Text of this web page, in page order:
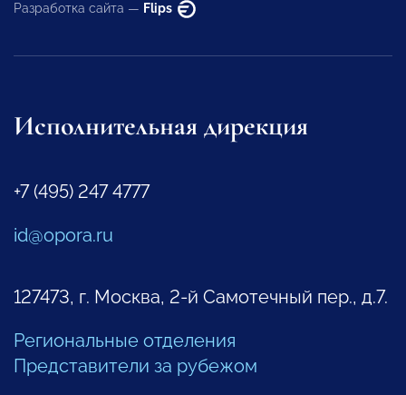
Разработка сайта — Flips
Исполнительная дирекция
+7 (495) 247 4777
id@opora.ru
127473, г. Москва, 2-й Самотечный пер., д.7.
Региональные отделения
Представители за рубежом